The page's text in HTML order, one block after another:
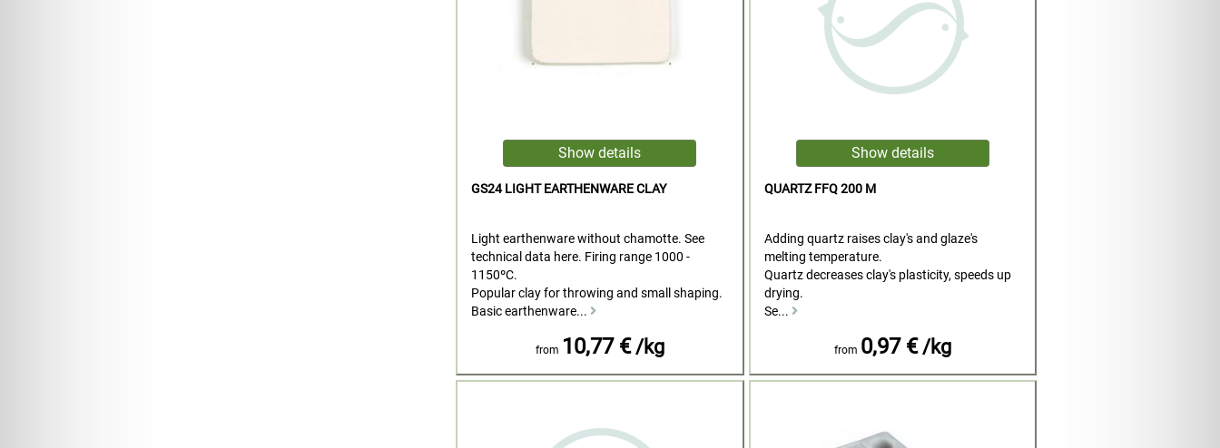
GS24 LIGHT EARTHENWARE CLAY
Light earthenware without chamotte. See
technical data here. Firing range 1000 -
1150ºC.
Popular clay for throwing and small shaping.
Basic earthenware...
from 10,77 € /kg
QUARTZ FFQ 200 M
Adding quartz raises clay's and glaze's
melting temperature.
Quartz decreases clay's plasticity, speeds up
drying.
Se...
from 0,97 € /kg